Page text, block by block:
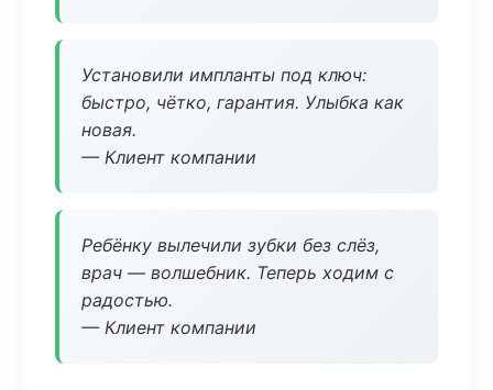
Установили импланты под ключ:
быстро, чётко, гарантия. Улыбка как
новая.
— Клиент компании
Ребёнку вылечили зубки без слёз,
врач — волшебник. Теперь ходим с
радостью.
— Клиент компании